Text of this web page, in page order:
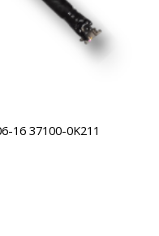
16 37100-0K211